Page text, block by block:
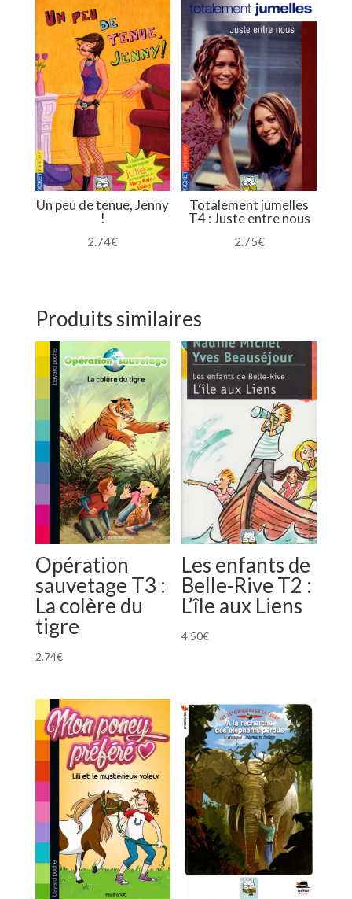
Un peu de tenue, Jenny
!
2.74€
Totalement jumelles
T4 : Juste entre nous
2.75€
Produits similaires
Opération
sauvetage T3 :
La colère du
tigre
2.74€
Les enfants de
Belle-Rive T2 :
L’île aux Liens
4.50€